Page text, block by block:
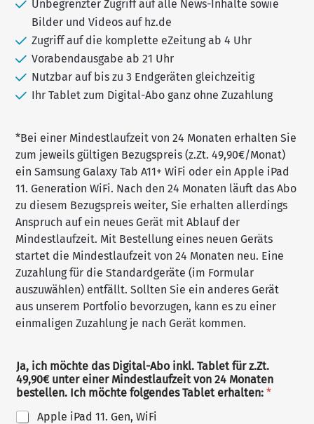
Unbegrenzter Zugriff auf alle News-Inhalte sowie
Bilder und Videos auf hz.de
Zugriff auf die komplette eZeitung ab 4 Uhr
Vorabendausgabe ab 21 Uhr
Nutzbar auf bis zu 3 Endgeräten gleichzeitig
Ihr Tablet zum Digital-Abo ganz ohne Zuzahlung
*Bei einer Mindestlaufzeit von 24 Monaten erhalten Sie
zum jeweils gültigen Bezugspreis (z.Zt. 49,90€/Monat)
ein Samsung Galaxy Tab A11+ WiFi oder ein Apple iPad
11. Generation WiFi. Nach den 24 Monaten läuft das Abo
zu diesem Bezugspreis weiter, Sie erhalten allerdings
Anspruch auf ein neues Gerät mit Ablauf der
Mindestlaufzeit. Mit Bestellung eines neuen Geräts
startet die Mindestlaufzeit von 24 Monaten neu. Eine
Zuzahlung für die Standardgeräte (im Formular
auszuwählen) entfällt. Sollten Sie ein anderes Gerät
aus unserem Portfolio bevorzugen, kann es zu einer
einmaligen Zuzahlung je nach Gerät kommen.
Ja, ich möchte das Digital-Abo inkl. Tablet für z.Zt.
49,90€ unter einer Mindestlaufzeit von 24 Monaten
bestellen. Ich möchte folgendes Tablet erhalten:*
Apple iPad 11. Gen, WiFi